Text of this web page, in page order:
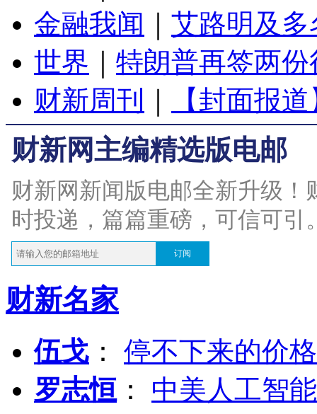
金融我闻
艾路明及
世界
特朗普再签两
财新周刊
【封面报
财新网主编精选版电邮
财新网新闻版电邮全新升级
时投递，篇篇重磅，可信可引
订阅
财新名家
伍戈 ： 停不下来的价
罗志恒 ： 中美人工智